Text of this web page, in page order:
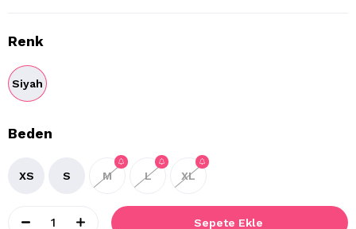
Renk
Siyah
Beden
XS S M L XL